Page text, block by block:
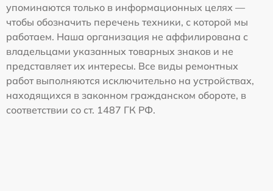
упоминаются только в информационных целях —
чтобы обозначить перечень техники, с которой мы
работаем. Наша организация не аффилирована с
владельцами указанных товарных знаков и не
представляет их интересы. Все виды ремонтных
работ выполняются исключительно на устройствах,
находящихся в законном гражданском обороте, в
соответствии со ст. 1487 ГК РФ.